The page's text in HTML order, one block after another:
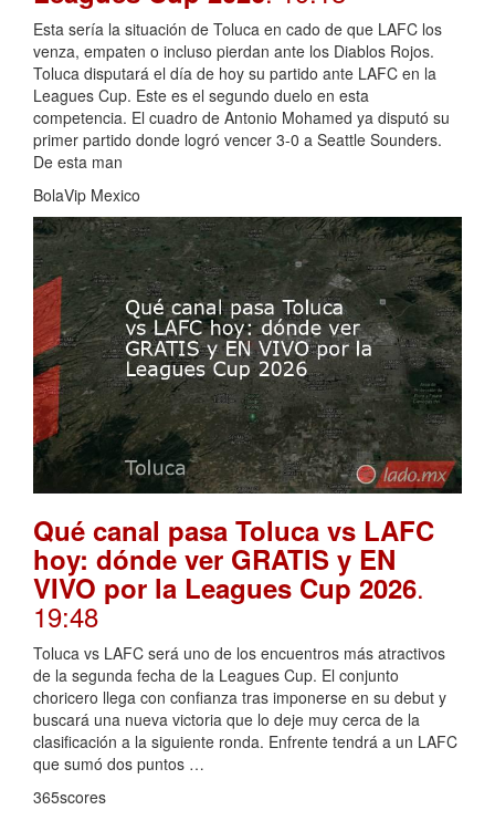
Esta sería la situación de Toluca en cado de que LAFC los
venza, empaten o incluso pierdan ante los Diablos Rojos.
Toluca disputará el día de hoy su partido ante LAFC en la
Leagues Cup. Este es el segundo duelo en esta
competencia. El cuadro de Antonio Mohamed ya disputó su
primer partido donde logró vencer 3-0 a Seattle Sounders.
De esta man
BolaVip Mexico
Qué canal pasa Toluca vs LAFC
hoy: dónde ver GRATIS y EN
VIVO por la Leagues Cup 2026.
19:48
Toluca vs LAFC será uno de los encuentros más atractivos
de la segunda fecha de la Leagues Cup. El conjunto
choricero llega con confianza tras imponerse en su debut y
buscará una nueva victoria que lo deje muy cerca de la
clasificación a la siguiente ronda. Enfrente tendrá a un LAFC
que sumó dos puntos …
365scores